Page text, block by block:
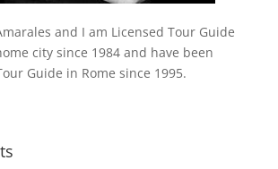
and I am Licensed Tour Guide
city since 1984 and have been
Guide in Rome since 1995.